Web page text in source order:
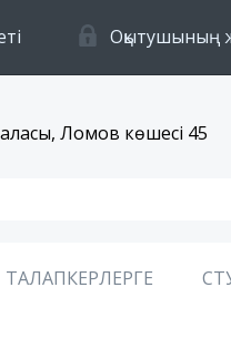
Оқытушының
Ломов көшесі 45
ТАЛАПКЕРЛЕРГЕ